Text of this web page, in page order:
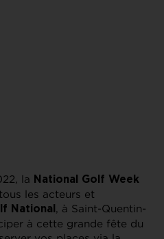
la National Golf Week
les acteurs et
National , à Saint-Quentin-
à cette grande fête du